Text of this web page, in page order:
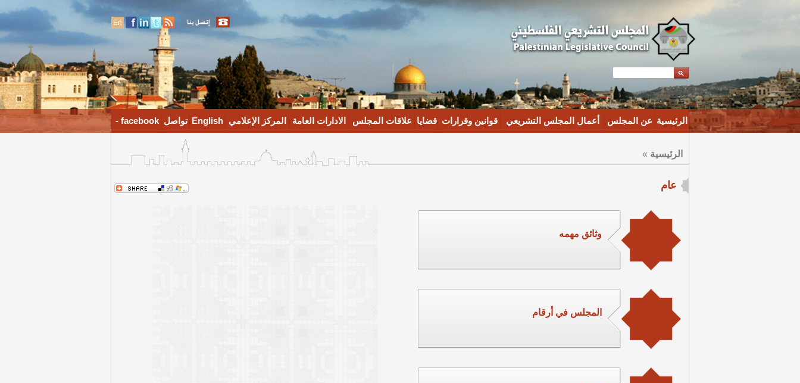
En
الرئيسية عن المجلس أعمال المجلس التشريعي قوانين وقرارات قضايا علاقات المجلس الادارات العامة المركز الإعلامي English تواصل facebook -
الرئيسية »
عام
وثائق مهمه
المجلس في أرقام